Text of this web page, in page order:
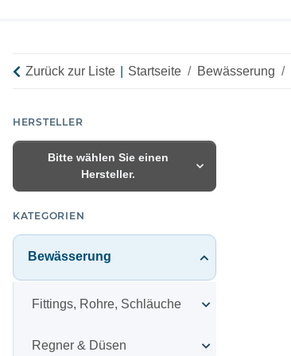
Zurück zur Liste Startseite Bewässerung
HERSTELLER
Bitte wählen Sie einen
Hersteller.
KATEGORIEN
Bewässerung
Fittings, Rohre, Schläuche
Regner & Düsen